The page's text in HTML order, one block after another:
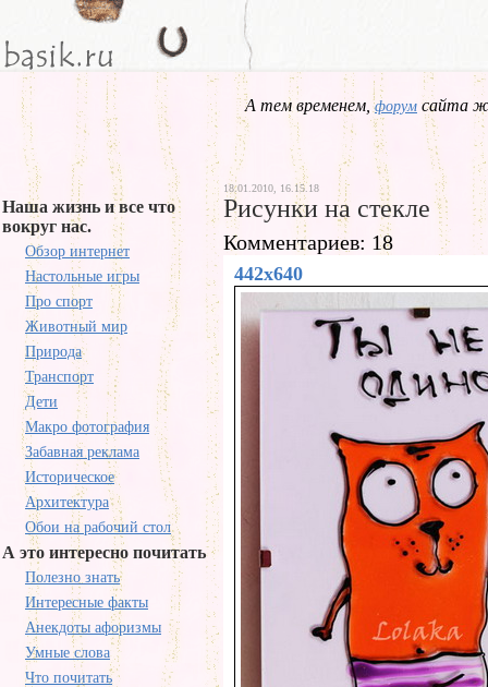
А тем временем,форум сайта
Наша жизнь и все что
вокруг нас.
Обзор интернет
Настольные игры
Про спорт
Животный мир
Природа
Транспорт
Дети
Макро фотография
Забавная реклама
Историческое
Архитектура
Обои на рабочий стол
А это интересно почитать
Полезно знать
Интересные факты
Анекдоты афоризмы
Умные слова
Что почитать
18.01.2010, 16.15.18
Рисунки на стекле
Комментариев: 18
442x640